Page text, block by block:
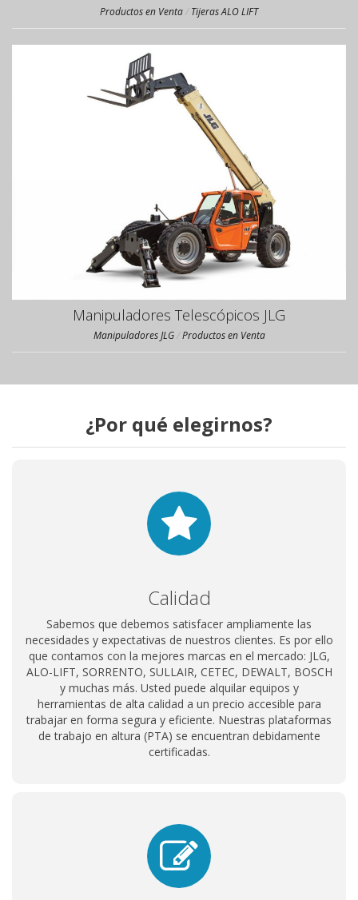
Productos en Venta /Tijeras ALO LIFT
Manipuladores Telescópicos JLG
Manipuladores JLG/Productos en Venta
¿Por qué elegirnos?
Calidad
Sabemos que debemos satisfacer ampliamente las
necesidades y expectativas de nuestros clientes. Es por ello
que contamos con la mejores marcas en el mercado: JLG,
ALO-LIFT, SORRENTO, SULLAIR, CETEC, DEWALT, BOSCH
y muchas más. Usted puede alquilar equipos y
herramientas de alta calidad a un precio accesible para
trabajar en forma segura y eficiente. Nuestras plataformas
de trabajo en altura (PTA) se encuentran debidamente
certificadas.